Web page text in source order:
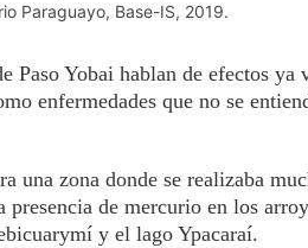
Paraguayo, Base-IS, 2019.
Paso Yobai hablan de efectos
enfermedades que no se
una zona donde se realizaba
presencia de mercurio en los
y el lago Ypacaraí.